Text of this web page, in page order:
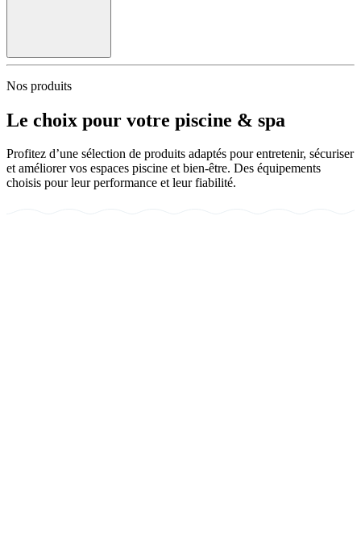
Nos produits
Le choix pour votre piscine & spa
Profitez d’une sélection de produits adaptés pour entretenir, sécuriser
et améliorer vos espaces piscine et bien-être. Des équipements
choisis pour leur performance et leur fiabilité.